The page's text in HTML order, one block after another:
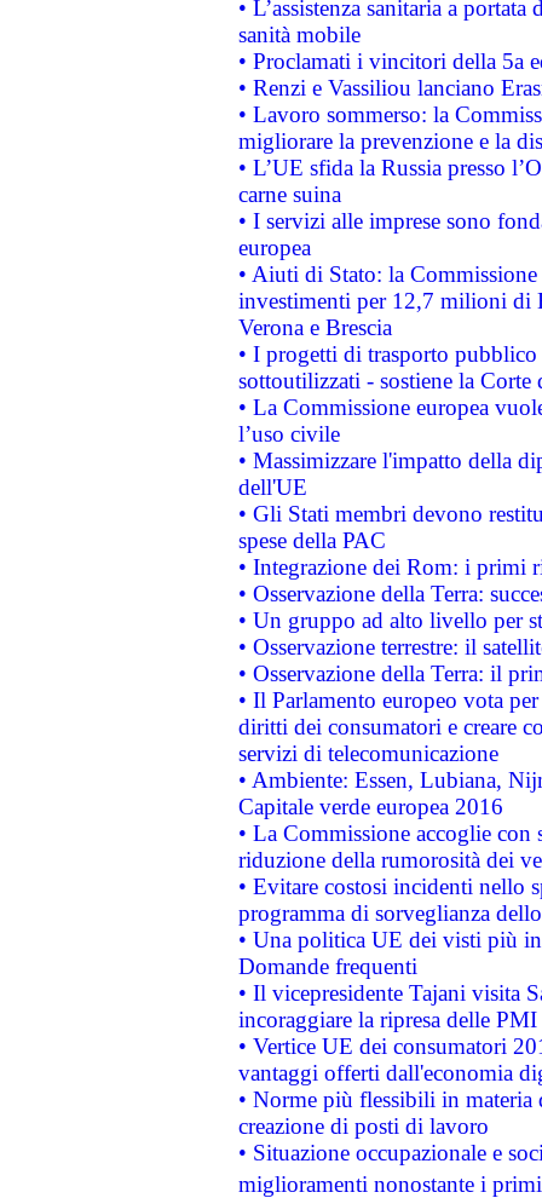
• L’assistenza sanitaria a
sanità mobile
• Proclamati i vincitori della 5a
• Renzi e Vassiliou lanciano
• Lavoro sommerso: la
migliorare la prevenzione e la
• L’UE sfida la Russia presso
carne suina
• I servizi alle imprese sono
europea
• Aiuti di Stato: la
investimenti per 12,7 milioni di
Verona e Brescia
• I progetti di trasporto
sottoutilizzati - sostiene la Corte
• La Commissione europea
l’uso civile
• Massimizzare l'impatto della
dell'UE
• Gli Stati membri devono
spese della PAC
• Integrazione dei Rom: i primi
• Osservazione della Terra:
• Un gruppo ad alto livello per
• Osservazione terrestre: il
• Osservazione della Terra: il
• Il Parlamento europeo vota
diritti dei consumatori e creare
servizi di telecomunicazione
• Ambiente: Essen, Lubiana,
Capitale verde europea 2016
• La Commissione accoglie
riduzione della rumorosità dei
• Evitare costosi incidenti nello
programma di sorveglianza
• Una politica UE dei visti più
Domande frequenti
• Il vicepresidente Tajani visita
incoraggiare la ripresa delle
• Vertice UE dei consumatori
vantaggi offerti dall'economia
• Norme più flessibili in materia
creazione di posti di lavoro
• Situazione occupazionale e
miglioramenti nonostante i